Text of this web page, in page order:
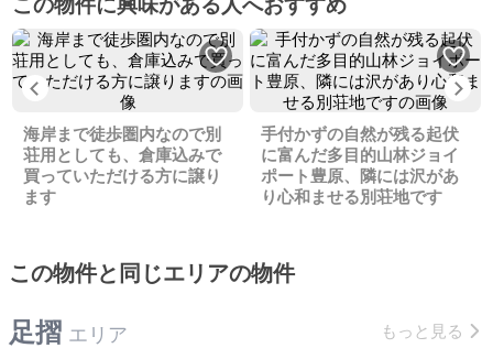
Previous
海岸まで徒歩圏内なので別
荘用としても、倉庫込みで
買っていただける方に譲り
ます
手付かずの自然が残る起伏
に富んだ多目的山林ジョイ
ポート豊原、隣には沢があ
り心和ませる別荘地です
この物件と同じエリアの物件
足摺 エリア もっと見る